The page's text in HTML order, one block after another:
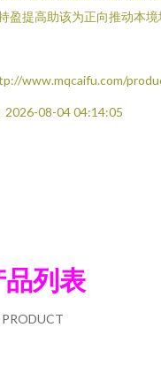
提高助该为正向推动本
www.mqcaifu.com/
2026-08-04 04:14:05
品列表
PRODUCT